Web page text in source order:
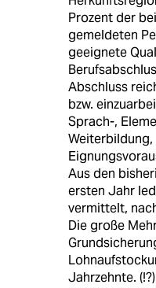
Prozent der
gemeldeten
geeignete
Abschluss
bzw.
Sprach-,
Aus den
ersten Jahr
vermittelt,
Die große
Jahrzehnte. (!?)